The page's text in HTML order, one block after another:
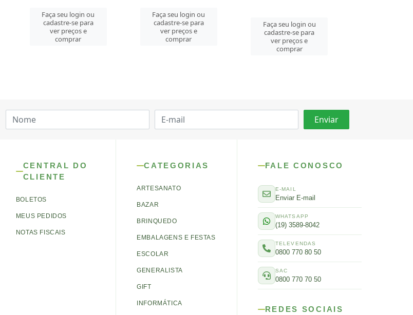
Faça seu login ou
cadastre-se para
ver preços e
comprar
Faça seu login ou
cadastre-se para
ver preços e
cadastre-se para
ver preços e
comprar
CENTRAL DO
CLIENTE
BOLETOS
MEUS PEDIDOS
NOTAS FISCAIS
CATEGORIAS
ARTESANATO
BAZAR
BRINQUEDO
EMBALAGENS E FESTAS
ESCOLAR
GENERALISTA
GIFT
INFORMÁTICA
FALE CONOSCO
E-MAIL
Enviar E-mail
WHATSAPP
(19) 3589-8042
TELEVENDAS
0800 770 80 50
SAC
0800 770 70 50
REDES SOCIAIS